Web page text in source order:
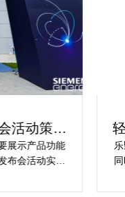
活动策划
展示产品功能
布会活动实现
乏专业的产品